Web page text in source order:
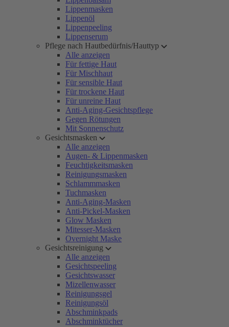
Lippenmasken
Lippenöl
Lippenpeeling
Lippenserum
Pflege nach Hautbedürfnis/Hauttyp
Alle anzeigen
Für fettige Haut
Für Mischhaut
Für sensible Haut
Für trockene Haut
Für unreine Haut
Anti-Aging-Gesichtspflege
Gegen Rötungen
Mit Sonnenschutz
Gesichtsmasken
Alle anzeigen
Augen- & Lippenmasken
Feuchtigkeitsmasken
Reinigungsmasken
Schlammmasken
Tuchmasken
Anti-Aging-Masken
Anti-Pickel-Masken
Glow Masken
Mitesser-Masken
Overnight Maske
Gesichtsreinigung
Alle anzeigen
Gesichtspeeling
Gesichtswasser
Mizellenwasser
Reinigungsgel
Reinigungsöl
Abschminkpads
Abschminktücher